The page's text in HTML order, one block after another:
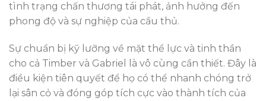
tình trạng chấn thương tái phát, ảnh hưởng đến
phong độ và sự nghiệp của cầu thủ.
Sự chuẩn bị kỹ lưỡng về mặt thể lực và tinh thần
cho cả Timber và Gabriel là vô cùng cần thiết. Đây là
điều kiện tiên quyết để họ có thể nhanh chóng trở
lại sân cỏ và đóng góp tích cực vào thành tích của